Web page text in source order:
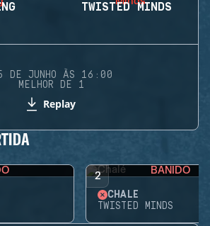
TWISTED MINDS
DE JUNHO ÀS 16:00
MELHOR DE 1
Replay
2 BANIDO
CHALÉ
TWISTED MINDS